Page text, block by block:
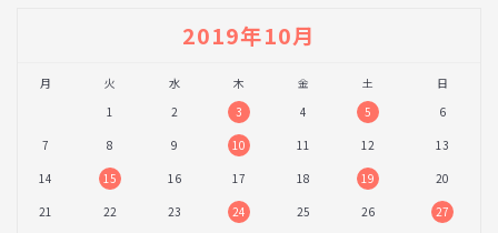
2019年10月
月 火 水 木 金 土
日
1
2 3 4 5
6
7
8 9 10 11 12
13
14
15 16 17 18 19
20
21
22 23 24 25 26
27